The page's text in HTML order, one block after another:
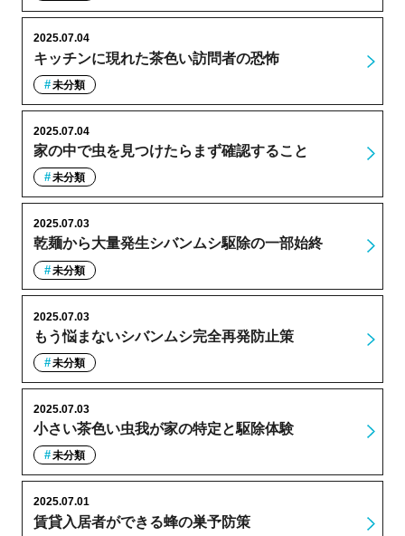
キッチンに現れた茶色い訪問者の恐怖
2025.07.04
未分類
家の中で虫を見つけたらまず確認すること
2025.07.04
未分類
乾麺から大量発生シバンムシ駆除の一部始終
2025.07.03
未分類
もう悩まないシバンムシ完全再発防止策
2025.07.03
未分類
小さい茶色い虫我が家の特定と駆除体験
2025.07.03
未分類
賃貸入居者ができる蜂の巣予防策
2025.07.01